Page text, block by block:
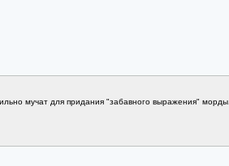
мучат для придания "забавного выражения" морды.